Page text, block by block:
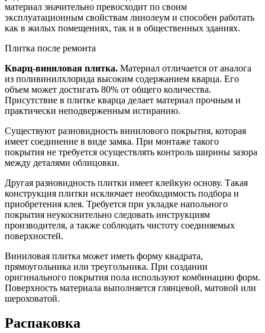
материал значительно превосходит по своим
эксплуатационным свойствам линолеум и способен работать
как в жилых помещениях, так и в общественных зданиях.
Плитка после ремонта
Кварц-виниловая плитка. Материал отличается от аналога
из поливинилхлорида высоким содержанием кварца. Его
объем может достигать 80% от общего количества.
Присутствие в плитке кварца делает материал прочным и
практически неподверженным истиранию.
Существуют разновидность винилового покрытия, которая
имеет соединение в виде замка. При монтаже такого
покрытия не требуется осуществлять контроль ширины зазора
между деталями облицовки.
Другая разновидность плитки имеет клейкую основу. Такая
конструкция плитки исключает необходимость подбора и
приобретения клея. Требуется при укладке напольного
покрытия неукоснительно следовать инструкциям
производителя, а также соблюдать чистоту соединяемых
поверхностей.
Виниловая плитка может иметь форму квадрата,
прямоугольника или треугольника. При создании
оригинального покрытия пола используют комбинацию форм.
Поверхность материала выполняется глянцевой, матовой или
шероховатой.
Распаковка